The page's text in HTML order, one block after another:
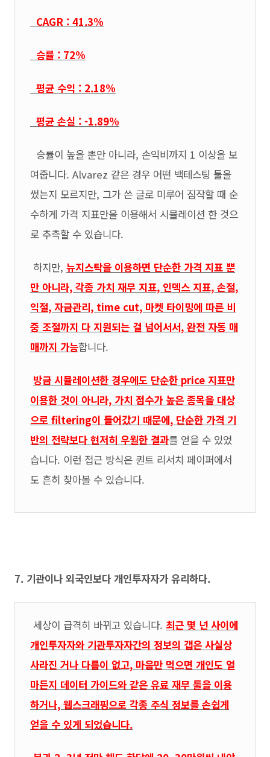
CAGR : 41.3%
승률 : 72%
평균 수익 : 2.18%
평균 손실 : -1.89%
승률이 높을 뿐만 아니라, 손익비까지 1 이상을 보
여줍니다. Alvarez 같은 경우 어떤 백테스팅 툴을
썼는지 모르지만, 그가 쓴 글로 미루어 짐작할 때 순
수하게 가격 지표만을 이용해서 시뮬레이션 한 것으
로 추측할 수 있습니다.
하지만, 뉴지스탁을 이용하면 단순한 가격 지표 뿐
만 아니라, 각종 가치 재무 지표, 인덱스 지표, 손절,
익절, 자금관리, time cut, 마켓 타이밍에 따른 비
중 조절까지 다 지원되는 걸 넘어서서, 완전 자동 매
매까지 가능합니다.
방금 시뮬레이션한 경우에도 단순한 price 지표만
이용한 것이 아니라, 가치 점수가 높은 종목을 대상
으로 filtering이 들어갔기 때문에, 단순한 가격 기
반의 전략보다 현저히 우월한 결과를 얻을 수 있었
습니다. 이런 접근 방식은 퀀트 리서치 페이퍼에서
도 흔히 찾아볼 수 있습니다.
7. 기관이나 외국인보다 개인투자자가 유리하다.
세상이 급격히 바뀌고 있습니다. 최근 몇 년 사이에
개인투자자와 기관투자자간의 정보의 갭은 사실상
사라진 거나 다름이 없고, 마음만 먹으면 개인도 얼
마든지 데이터 가이드와 같은 유료 재무 툴을 이용
하거나, 웹스크래핑으로 각종 주식 정보를 손쉽게
얻을 수 있게 되었습니다.